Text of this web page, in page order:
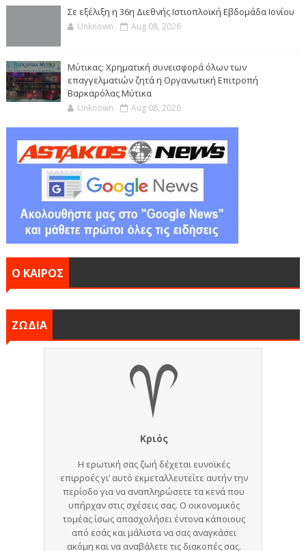
Σε εξέλιξη η 36η Διεθνής Ιστιοπλοϊκή Εβδομάδα Ιονίου
Unknown Aug 08, 2026
Μύτικας: Χρηματική συνεισφορά όλων των
επαγγελματιών ζητά η Οργανωτική Επιτροπή
Βαρκαρόλας Μύτικα
Unknown Aug 08, 2026
Ο ΚΑΙΡΟΣ
ΖΩΔΙΑ